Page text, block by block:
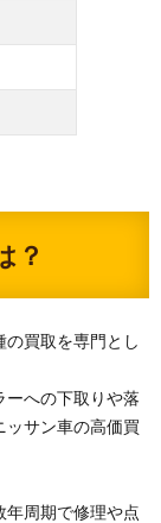
？
買取を専門とし
ーへの下取りや落
ッサン車の高価買
年周期で修理や点